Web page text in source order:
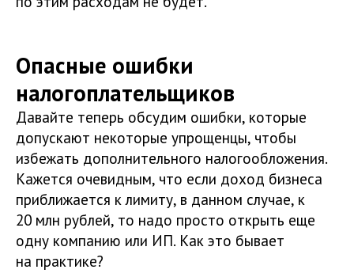
Опасные ошибки
налогоплательщиков
Давайте теперь обсудим ошибки, которые
допускают некоторые упрощенцы, чтобы
избежать дополнительного налогообложения.
Кажется очевидным, что если доход бизнеса
приближается к лимиту, в данном случае, к
20 млн рублей, то надо просто открыть еще
одну компанию или ИП. Как это бывает
на практике?